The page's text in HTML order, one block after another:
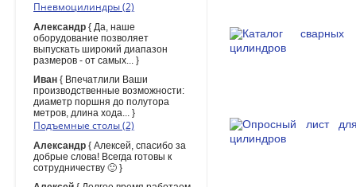
Пневмоцилиндры (2)
Александр { Да, наше
оборудование позволяет
выпускать широкий диапазон
размеров - от самых... }
Иван { Впечатлили Ваши
производственные возможности:
диаметр поршня до полутора
метров, длина хода... }
Подъемные столы (2)
Александр { Алексей, спасибо за
добрые слова! Всегда готовы к
сотрудничеству 🙂 }